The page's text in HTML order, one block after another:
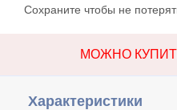
Сохраните чтобы не
МОЖНО
Характеристики